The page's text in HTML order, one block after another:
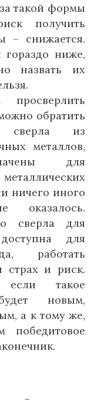
такой формы
получить
– снижается.
гораздо ниже,
назвать их
просверлить
обратить
сверла из
металлов,
для
ничего иного
сверла для
для
работать
страх и риск.
такое
новым,
а к тому же,